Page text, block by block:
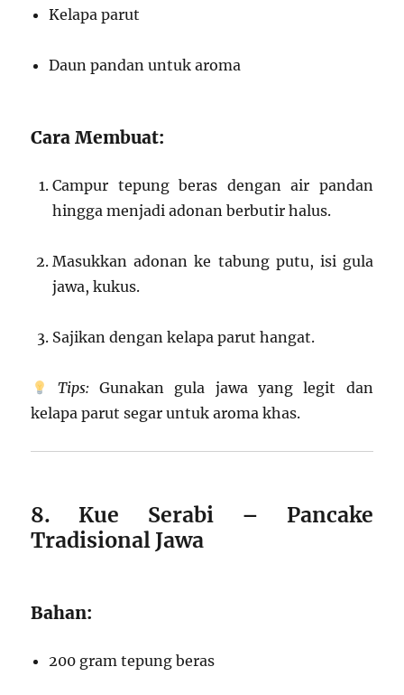
Kelapa parut
Daun pandan untuk aroma
Cara Membuat:
Campur tepung beras dengan air pandan
hingga menjadi adonan berbutir halus.
Masukkan adonan ke tabung putu, isi gula
jawa, kukus.
Sajikan dengan kelapa parut hangat.
Tips: Gunakan gula jawa yang legit dan
kelapa parut segar untuk aroma khas.
8. Kue Serabi – Pancake
Tradisional Jawa
Bahan:
200 gram tepung beras